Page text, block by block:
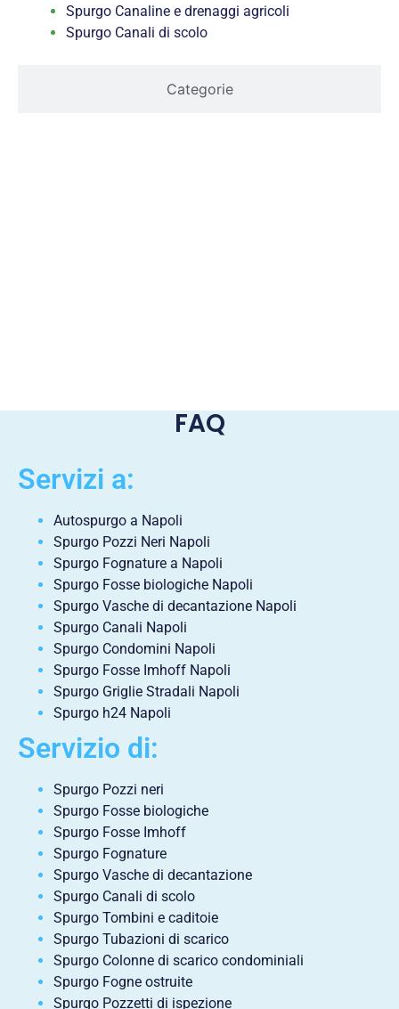
Categorie
Spurgo Canaline e drenaggi agricoli
Spurgo Canali di scolo
FAQ
Servizi a:
Autospurgo a Napoli
Spurgo Pozzi Neri Napoli
Spurgo Fognature a Napoli
Spurgo Fosse biologiche Napoli
Spurgo Vasche di decantazione Napoli
Spurgo Canali Napoli
Spurgo Condomini Napoli
Spurgo Fosse Imhoff Napoli
Spurgo Griglie Stradali Napoli
Spurgo h24 Napoli
Servizio di:
Spurgo Pozzi neri
Spurgo Fosse biologiche
Spurgo Fosse Imhoff
Spurgo Fognature
Spurgo Vasche di decantazione
Spurgo Canali di scolo
Spurgo Tombini e caditoie
Spurgo Tubazioni di scarico
Spurgo Colonne di scarico condominiali
Spurgo Fogne ostruite
Spurgo Pozzetti di ispezione